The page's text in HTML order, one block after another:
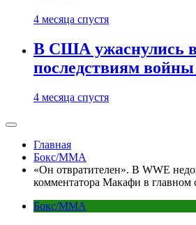
4 месяца спустя
В США ужаснулись
последствиям
4 месяца спустя
Главная
Бокс/MMA
«Он отвратителен». В WWE
комментатора Макафи в
Бокс/MMA